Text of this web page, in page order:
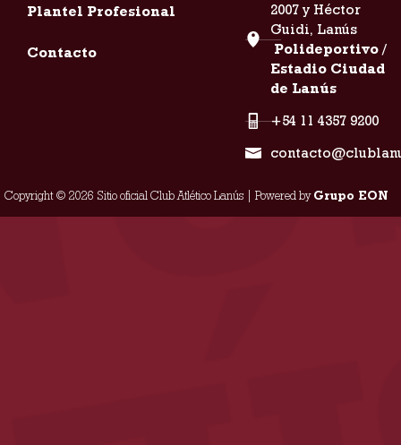
Plantel Profesional
Contacto
2007 y Héctor
Guidi, Lanús
Polideportivo /
Estadio Ciudad
de Lanús
+54 11 4357 9200
Copyright © 2026 Sitio oficial Club Atlético Lanús | Powered byGrupo EON